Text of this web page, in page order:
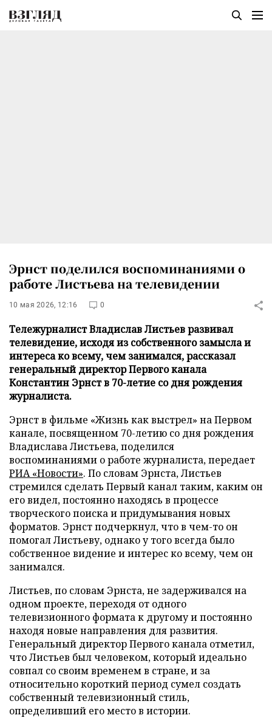
Эрнст поделился воспоминаниями о
работе Листьева на телевидении
10 мая 2026, 12:16 0
Тележурналист Владислав Листьев развивал
телевидение, исходя из собственного замысла и
интереса ко всему, чем занимался, рассказал
генеральный директор Первого канала
Константин Эрнст в 70-летие со дня рождения
журналиста.
Эрнст в фильме «Жизнь как выстрел» на Первом
канале, посвященном 70-летию со дня рождения
Владислава Листьева, поделился
воспоминаниями о работе журналиста, передает
РИА «Новости». По словам Эрнста, Листьев
стремился сделать Первый канал таким, каким он
его видел, постоянно находясь в процессе
творческого поиска и придумывания новых
форматов. Эрнст подчеркнул, что в чем-то он
помогал Листьеву, однако у того всегда было
собственное видение и интерес ко всему, чем он
занимался.
Листьев, по словам Эрнста, не задерживался на
одном проекте, переходя от одного
телевизионного формата к другому и постоянно
находя новые направления для развития.
Генеральный директор Первого канала отметил,
что Листьев был человеком, который идеально
совпал со своим временем в стране, и за
относительно короткий период сумел создать
собственный телевизионный стиль,
определивший его место в истории.